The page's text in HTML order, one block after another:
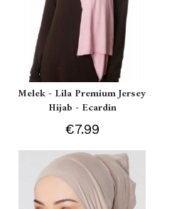
Melek - Lila Premium Jersey
Hijab - Ecardin
€7.99